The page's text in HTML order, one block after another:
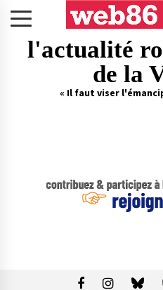
l'actualité
de la
« Il faut viser